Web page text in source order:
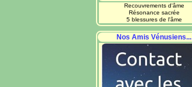
Recouvrements d'âme
Résonance sacrée
5 blessures de l'âme
Nos Amis Vénusiens...